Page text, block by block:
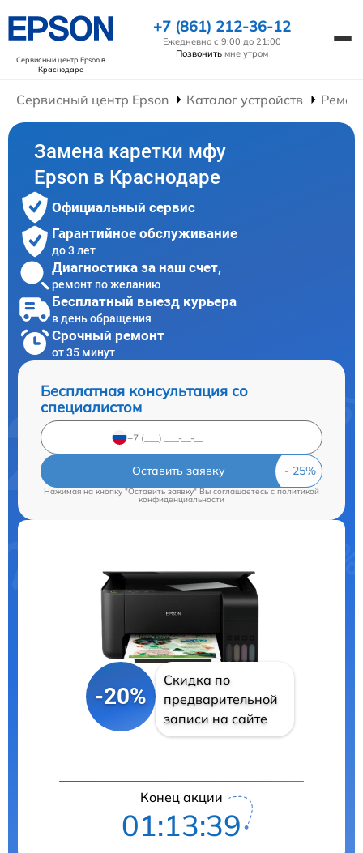
Сервисный центр Epsonв
Краснодаре
+7 (861) 212-36-12
Ежедневно с 9:00 до 21:00
Позвонить мне утром
Сервисный центр Epson Каталог устройств
Замена каретки мфу
Epson в Краснодаре
Официальный сервис
Гарантийное обслуживание
до 3 лет
Диагностика за наш счет,
ремонт по желанию
Бесплатный выезд курьера
в день обращения
Срочный ремонт
от 35 минут
Бесплатная консультация со
специалистом
Оставить заявку
Нажимая на кнопку "Оставить заявку" Вы соглашаетесь cполитикой
конфиденциальности
-20%
Скидка по
предварительной
записи на сайте
Конец акции
01:13:39